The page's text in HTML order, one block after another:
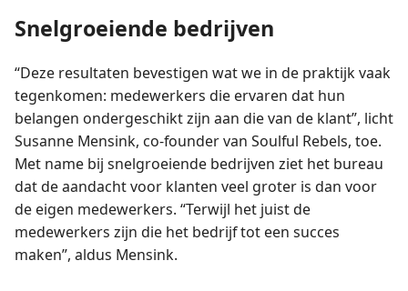
Snelgroeiende bedrijven
“Deze resultaten bevestigen wat we in de praktijk vaak
tegenkomen: medewerkers die ervaren dat hun
belangen ondergeschikt zijn aan die van de klant”, licht
Susanne Mensink, co-founder van Soulful Rebels, toe.
Met name bij snelgroeiende bedrijven ziet het bureau
dat de aandacht voor klanten veel groter is dan voor
de eigen medewerkers. “Terwijl het juist de
medewerkers zijn die het bedrijf tot een succes
maken”, aldus Mensink.